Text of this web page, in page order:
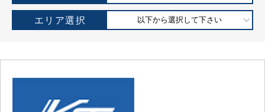
エリア選択 以下から選択して下さい